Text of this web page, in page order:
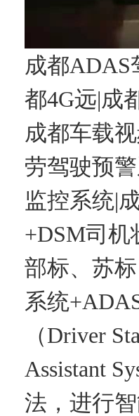
成都ADAS
都4G远|成
成都车载
劳驾驶预
监控系统|
+DSM司机
部标、苏
系统
（Driver
Assistant
法，进行